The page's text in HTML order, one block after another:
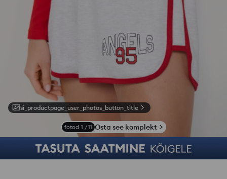
si_productpage_user_photos_button_title
fotod 1 /11 Osta see komplekt